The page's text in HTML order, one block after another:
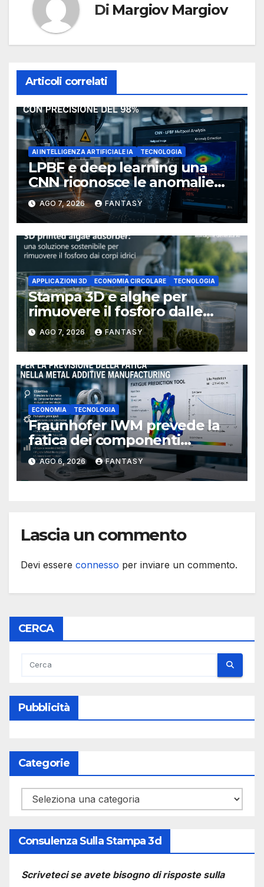
Di Margiov Margiov
Articoli correlati
AI INTELLIGENZA ARTIFICIALE IA TECNOLOGIA
LPBF e deep learning una
CNN riconosce le anomalie
del bagno di fusione
AGO 7, 2026 FANTASY
APPLICAZIONI 3D ECONOMIA CIRCOLARE TECNOLOGIA
Stampa 3D e alghe per
rimuovere il fosforo dalle
acque il progetto della
Florida Atlantic University
AGO 7, 2026 FANTASY
ECONOMIA TECNOLOGIA
Fraunhofer IWM prevede la
fatica dei componenti
metallici stampati in 3D
AGO 6, 2026 FANTASY
Lascia un commento
Devi essere connesso per inviare un commento.
CERCA
Pubblicità
Categorie
Categorie
Consulenza Sulla Stampa 3d
Scriveteci se avete bisogno di risposte sulla